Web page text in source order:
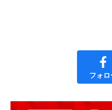
フォロ